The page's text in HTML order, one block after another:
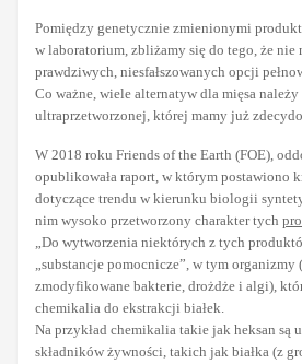
Pomiędzy genetycznie zmienionymi
w laboratorium, zbliżamy się do tego, że nie
prawdziwych, niesfałszowanych opcji
Co ważne, wiele alternatyw dla mięsa
ultraprzetworzonej, której mamy już
W 2018 roku Friends of the Earth (FOE),
opublikowała raport, w którym postawiono
dotyczące trendu w kierunku biologii
nim wysoko przetworzony charakter tych
„Do wytworzenia niektórych z tych
„substancje pomocnicze”, w tym
zmodyfikowane bakterie, drożdże i algi),
chemikalia do ekstrakcji białek.
Na przykład chemikalia takie jak heksan są
składników żywności, takich jak białka (z